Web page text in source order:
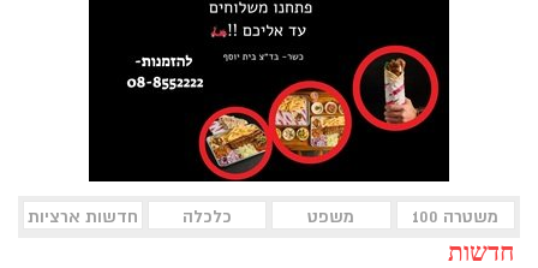
משטרה 100 משפט כלכלה חדשות ארציות
חדשות